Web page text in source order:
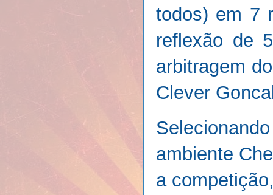
todos) em 7
reflexão de
arbitragem
Clever
ambiente
a